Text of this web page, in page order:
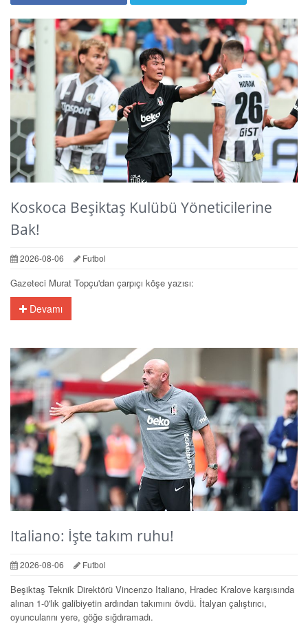
Koskoca Beşiktaş Kulübü Yöneticilerine
Bak!
2026-08-06 Futbol
Gazeteci Murat Topçu'dan çarpıçı köşe yazısı:
Devamı
Italiano: İşte takım ruhu!
2026-08-06 Futbol
Beşiktaş Teknik Direktörü Vincenzo Italiano, Hradec Kralove karşısında
alınan 1-0'lık galibiyetin ardından takımını övdü. İtalyan çalıştırıcı,
oyuncularını yere, göğe sığdıramadı.